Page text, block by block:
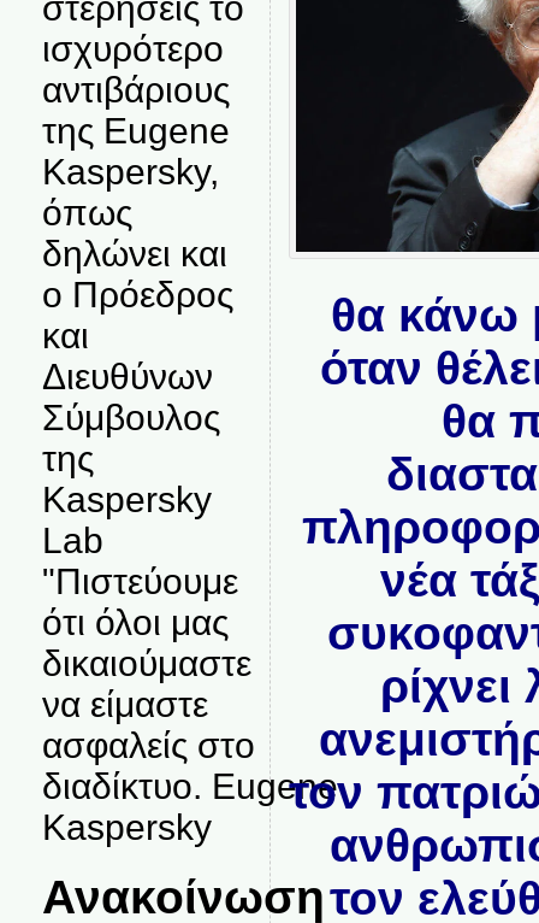
ισχυρότερο
αντιβάριους
της Eugene
Kaspersky,
όπως
δηλώνει και
ο Πρόεδρος
και
Διευθύνων
Σύμβουλος
της
Kaspersky
Lab
"Πιστεύουμε
ότι όλοι μας
δικαιούμαστε
να είμαστε
ασφαλείς στο
διαδίκτυο. Eugene
Kaspersky
Ανακοίνωση
θα κάνω
όταν
θα
νέα
τον
τον